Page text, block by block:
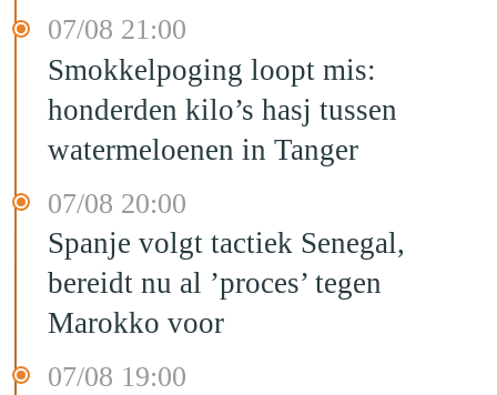
07/08 21:00
Smokkelpoging loopt mis:
honderden kilo’s hasj tussen
watermeloenen in Tanger
07/08 20:00
Spanje volgt tactiek Senegal,
bereidt nu al ’proces’ tegen
Marokko voor
07/08 19:00